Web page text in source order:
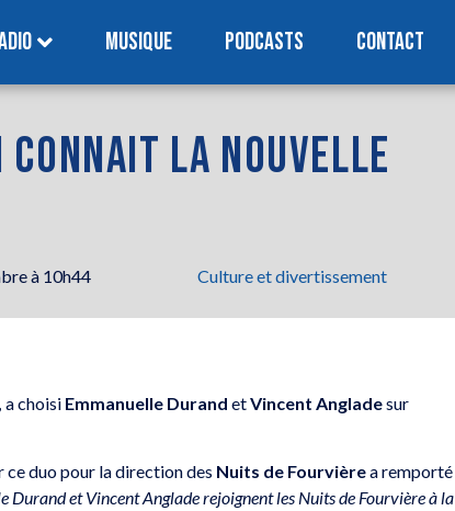
MUSIQUE PODCASTS CONTACT
LA NOUVELLE
à 10h44 Culture et divertissement
a choisi Emmanuelle DurandetVincent Angladesur
duo pour la direction des Nuits de Fourvièrea remporté
Durand et Vincent Anglade rejoignent les Nuits de Fourvière à la